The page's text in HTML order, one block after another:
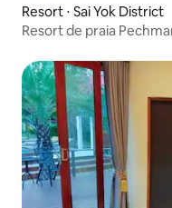
Resort ⋅ Sai Yok District
Resort de praia